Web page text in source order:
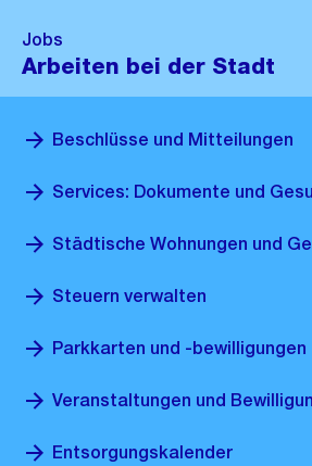
Jobs
Arbeiten bei der Stadt
Beschlüsse und Mitteilungen
Services: Dokumente und
Städtische Wohnungen und
Steuern verwalten
Parkkarten und -bewilligungen
Veranstaltungen und
Entsorgungskalender